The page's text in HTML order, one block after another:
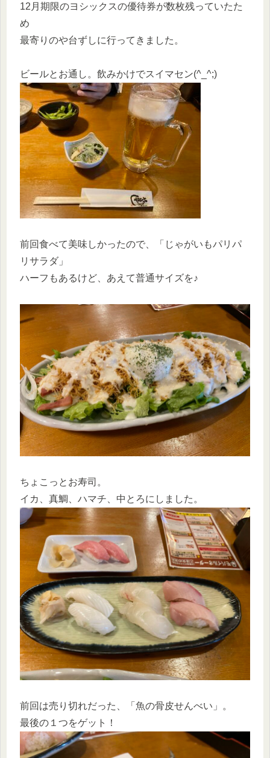
12月期限のヨシックスの優待券が数枚残っていたた
め
最寄りのや台ずしに行ってきました。
ビールとお通し。飲みかけでスイマセン(^_^;)
前回食べて美味しかったので、「じゃがいもパリパ
リサラダ」
ハーフもあるけど、あえて普通サイズを♪
ちょこっとお寿司。
イカ、真鯛、ハマチ、中とろにしました。
前回は売り切れだった、「魚の骨皮せんべい」。
最後の１つをゲット！